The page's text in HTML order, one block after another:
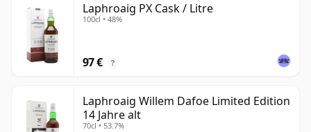
Laphroaig PX Cask / Litre
100cl • 48%
97 € ?
Laphroaig Willem Dafoe Limited Edition
14 Jahre alt
70cl • 53.7%